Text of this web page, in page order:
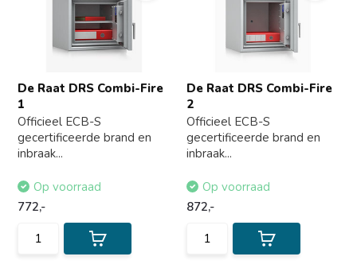
De Raat DRS Combi-Fire
1
Officieel ECB-S
gecertificeerde brand en
inbraak...
Op voorraad
772,-
De Raat DRS Combi-Fire
2
Officieel ECB-S
gecertificeerde brand en
inbraak...
Op voorraad
872,-